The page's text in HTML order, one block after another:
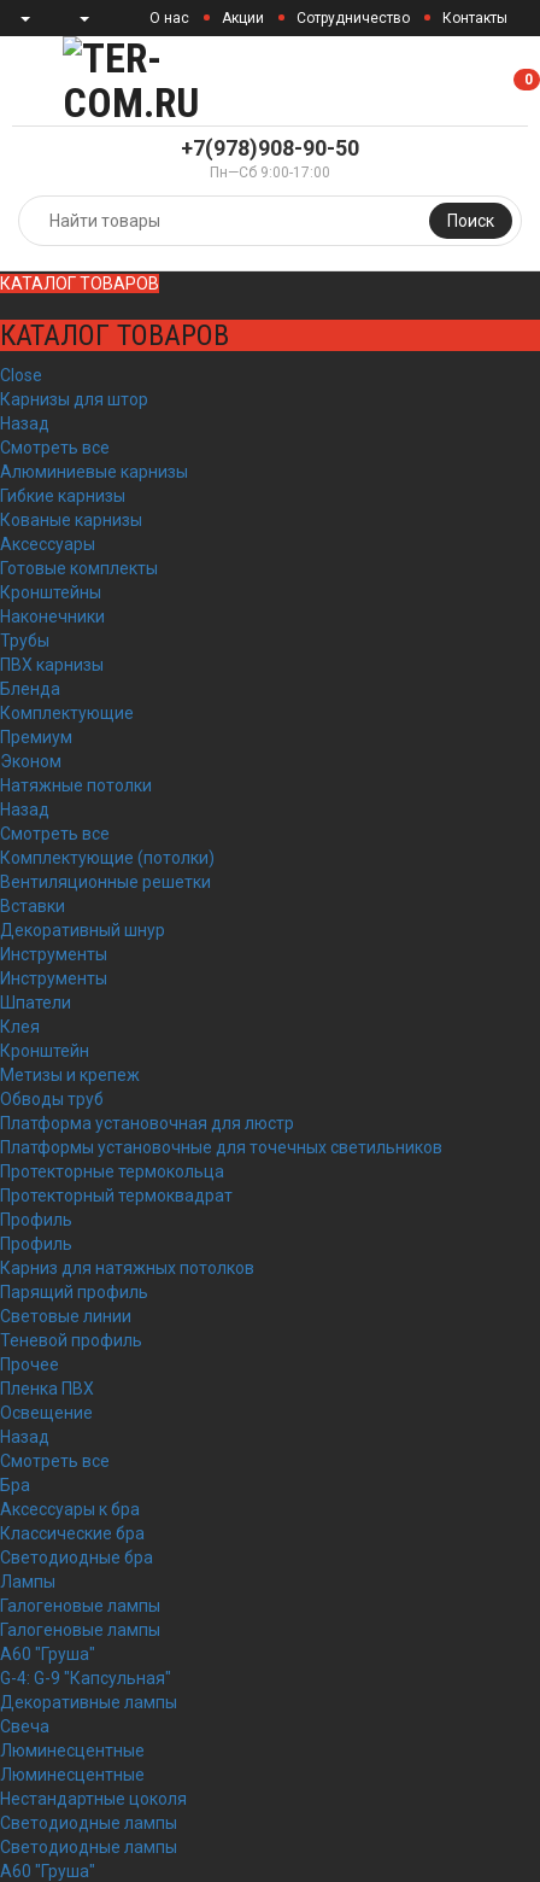
О нас Акции Сотрудничество Контакты
+7(978)908-90-50
Пн—Сб 9:00-17:00
Поиск
00
КАТАЛОГ ТОВАРОВ
КАТАЛОГ ТОВАРОВ
Close
Карнизы для штор
Назад
Смотреть все
Алюминиевые карнизы
Гибкие карнизы
Кованые карнизы
Аксессуары
Готовые комплекты
Кронштейны
Наконечники
Трубы
ПВХ карнизы
Бленда
Комплектующие
Премиум
Эконом
Натяжные потолки
Назад
Смотреть все
Комплектующие (потолки)
Вентиляционные решетки
Вставки
Декоративный шнур
Инструменты
Инструменты
Шпатели
Клея
Кронштейн
Метизы и крепеж
Обводы труб
Платформа установочная для люстр
Платформы установочные для точечных светильников
Протекторные термокольца
Протекторный термоквадрат
Профиль
Профиль
Карниз для натяжных потолков
Парящий профиль
Световые линии
Теневой профиль
Прочее
Пленка ПВХ
Освещение
Назад
Смотреть все
Бра
Аксессуары к бра
Классические бра
Светодиодные бра
Лампы
Галогеновые лампы
Галогеновые лампы
A60 "Груша"
G-4: G-9 "Капсульная"
Декоративные лампы
Свеча
Люминесцентные
Люминесцентные
Нестандартные цоколя
Светодиодные лампы
Светодиодные лампы
A60 "Груша"